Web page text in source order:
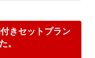
きセットプラン
。